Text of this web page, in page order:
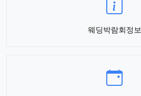
웨딩박람회정보